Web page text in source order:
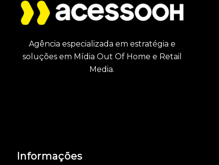
Agência especializada em estratégia e
soluções em Mídia Out Of Home e Retail
Media.
Informações